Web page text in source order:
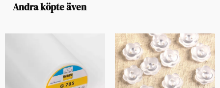
Andra köpte även